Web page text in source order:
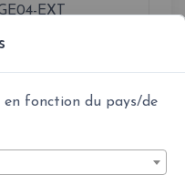
fonction du pays/de
EXT
150 cm - 1 x